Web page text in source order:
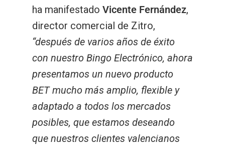
ha manifestado Vicente Fernández,
director comercial de Zitro,
“después de varios años de éxito
con nuestro Bingo Electrónico, ahora
presentamos un nuevo producto
BET mucho más amplio, flexible y
adaptado a todos los mercados
posibles, que estamos deseando
que nuestros clientes valencianos